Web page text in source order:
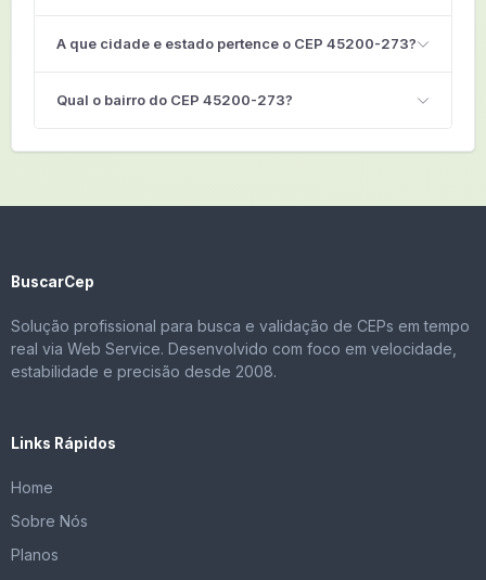
A que cidade e estado pertence o CEP 45200-273?
Qual o bairro do CEP 45200-273?
BuscarCep
Solução profissional para busca e validação de CEPs em tempo
real via Web Service. Desenvolvido com foco em velocidade,
estabilidade e precisão desde 2008.
Links Rápidos
Home
Sobre Nós
Planos